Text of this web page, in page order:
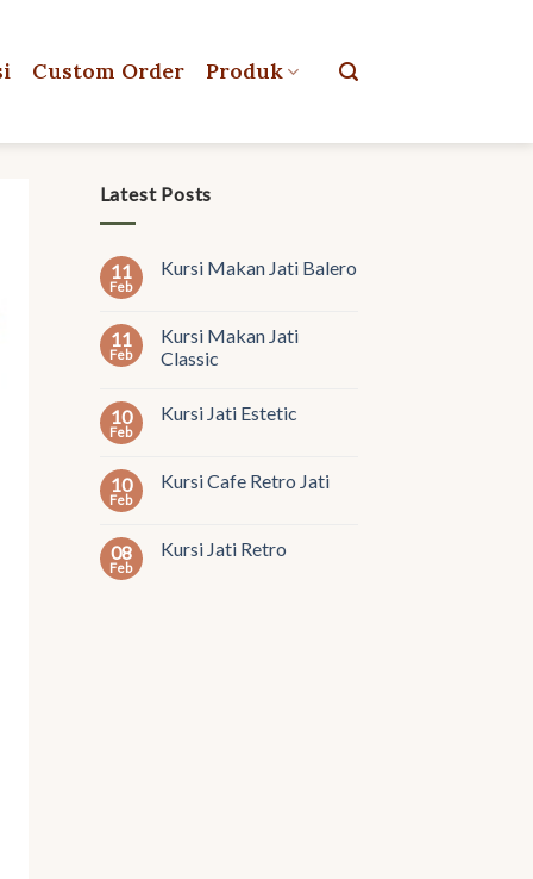
Custom Order Produk
Latest Posts
11
Feb
Kursi Makan Jati Balero
11
Feb
Kursi Makan Jati
Classic
10
Feb
Kursi Jati Estetic
10
Feb
Kursi Cafe Retro Jati
08
Feb
Kursi Jati Retro